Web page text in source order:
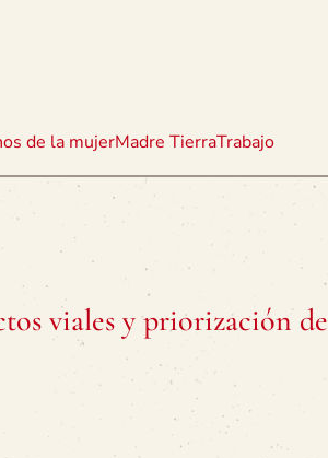
de la mujerMadre TierraTrabajo
viales y priorización de